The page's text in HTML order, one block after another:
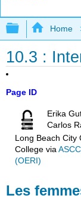
Expand/
Home
10.3 :
Page ID
Erika
Carlos
Long Beach City
Collegevia
(OERI)
Les